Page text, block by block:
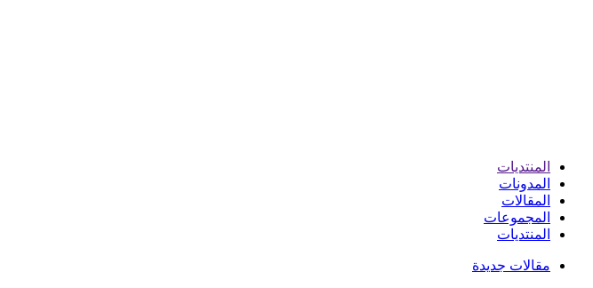
المنتديات
المدونات
المقالات
المجموعات
المنتديات
مقالات جديدة